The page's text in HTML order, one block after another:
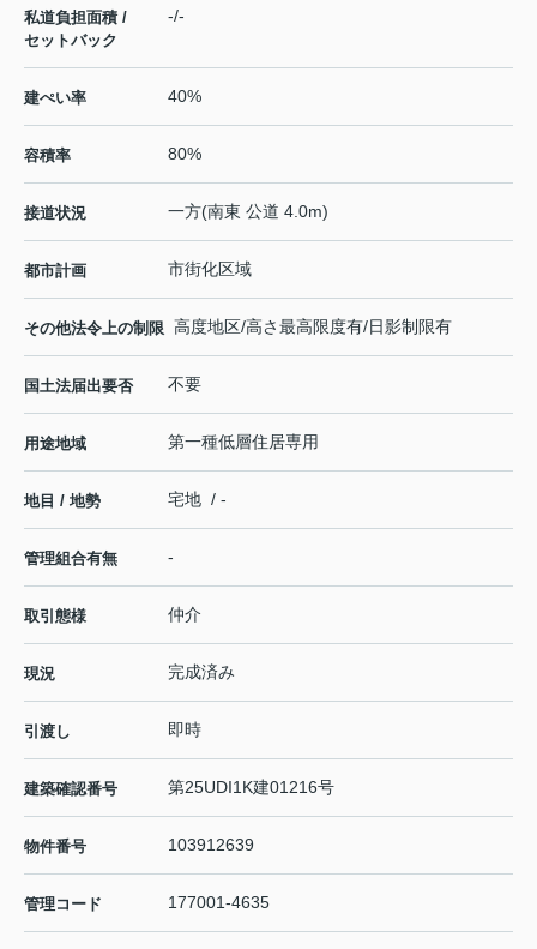
私道負担面積 /
セットバック
-/-
建ぺい率 40%
容積率 80%
接道状況 一方(南東 公道 4.0m)
都市計画 市街化区域
その他法令上の制限 高度地区/高さ最高限度有/日影制限有
国土法届出要否 不要
用途地域 第一種低層住居専用
地目 / 地勢 宅地 / -
管理組合有無 -
取引態様 仲介
現況 完成済み
引渡し 即時
建築確認番号 第25UDI1K建01216号
物件番号 103912639
管理コード 177001-4635